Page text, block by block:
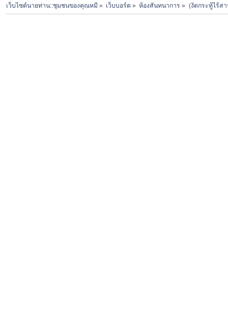
เว็บไซต์นายท่าน::ชุมชนของคุณหมี » เว็บบอร์ด » ห้องสันทนาการ » (งัดกระทู้ไร้ส